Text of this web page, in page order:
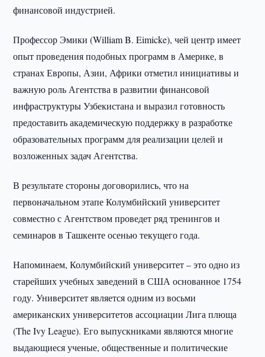
финансовой индустрией.
Профессор Эмики (William B. Eimicke), чей центр имеет
опыт проведения подобных программ в Америке, в
странах Европы, Азии, Африки отметил инициативы и
важную роль Агентства в развитии финансовой
инфраструктуры Узбекистана и выразил готовность
предоставить академическую поддержку в разработке
образовательных программ для реализации целей и
возложенных задач Агентства.
В результате стороны договорились, что на
первоначальном этапе Колумбийский университет
совместно с Агентством проведет ряд тренингов и
семинаров в Ташкенте осенью текущего года.
Напоминаем, Колумбийский университет – это одно из
старейших учебных заведений в США основанное 1754
году. Университет является одним из восьми
американских университетов ассоциации Лига плюща
(The Ivy League). Его выпускниками являются многие
выдающиеся ученые, общественные и политические